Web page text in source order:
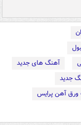
آهنگ های جدید
جدید
آهن پرایس